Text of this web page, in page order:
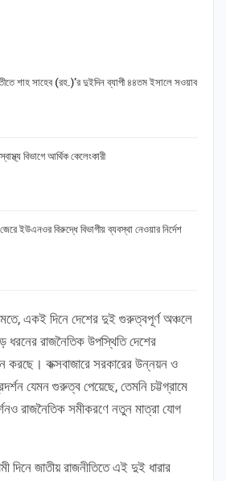
শাহ সাহেব (রহ.)’র দুইদিন ব্যাপী ৪৪তম ইসালে সওয়াব
বিভাগে আর্থিক কেলেংকারী
জেরে ইউএনওর বিরুদ্ধে বিভাগীয় ব্যবস্থা নেওয়ার নির্দেশ
একই দিনে দেশের দুই গুরুত্বপূর্ণ অঞ্চলে
ধরনের রাজনৈতিক উপস্থিতি দেশের
করছে। কক্সবাজারে সরকারের উন্নয়ন ও
যেমন গুরুত্ব পেয়েছে, তেমনি চট্টগ্রামে
রাজনৈতিক সমীকরণে নতুন মাত্রা যোগ
জাতীয় রাজনীতিতে এই দুই ধারার